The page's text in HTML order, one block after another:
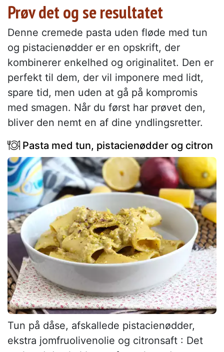
Prøv det og se resultatet
Denne cremede pasta uden fløde med tun
og pistacienødder er en opskrift, der
kombinerer enkelhed og originalitet. Den er
perfekt til dem, der vil imponere med lidt,
spare tid, men uden at gå på kompromis
med smagen. Når du først har prøvet den,
bliver den nemt en af dine yndlingsretter.
Pasta med tun, pistacienødder og citron
Tun på dåse, afskallede pistacienødder,
ekstra jomfruolivenolie og citronsaft : Det